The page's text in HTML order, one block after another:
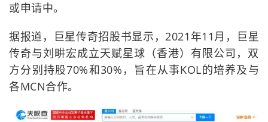
或申请中。
据报道，巨星传奇招股书显示，2021年11月，巨星
传奇与刘畊宏成立天赋星球（香港）有限公司，双
方分别持股70%和30%，旨在从事KOL的培养及与
各MCN合作。